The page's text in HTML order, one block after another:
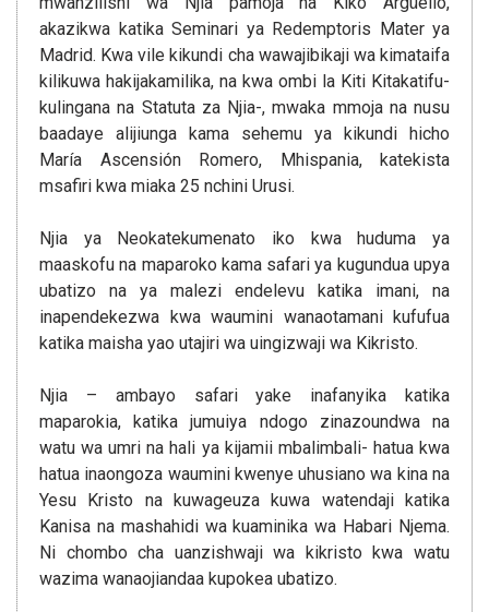
akazikwa katika Seminari ya Redemptoris Mater ya
Madrid. Kwa vile kikundi cha wawajibikaji wa kimataifa
kilikuwa hakijakamilika, na kwa ombi la Kiti Kitakatifu-
kulingana na Statuta za Njia-, mwaka mmoja na nusu
baadaye alijiunga kama sehemu ya kikundi hicho
María Ascensión Romero, Mhispania, katekista
msafiri kwa miaka 25 nchini Urusi.
Njia ya Neokatekumenato iko kwa huduma ya
maaskofu na maparoko kama safari ya kugundua upya
ubatizo na ya malezi endelevu katika imani, na
inapendekezwa kwa waumini wanaotamani kufufua
katika maisha yao utajiri wa uingizwaji wa Kikristo.
Njia – ambayo safari yake inafanyika katika
maparokia, katika jumuiya ndogo zinazoundwa na
watu wa umri na hali ya kijamii mbalimbali- hatua kwa
hatua inaongoza waumini kwenye uhusiano wa kina na
Yesu Kristo na kuwageuza kuwa watendaji katika
Kanisa na mashahidi wa kuaminika wa Habari Njema.
Ni chombo cha uanzishwaji wa kikristo kwa watu
wazima wanaojiandaa kupokea ubatizo.